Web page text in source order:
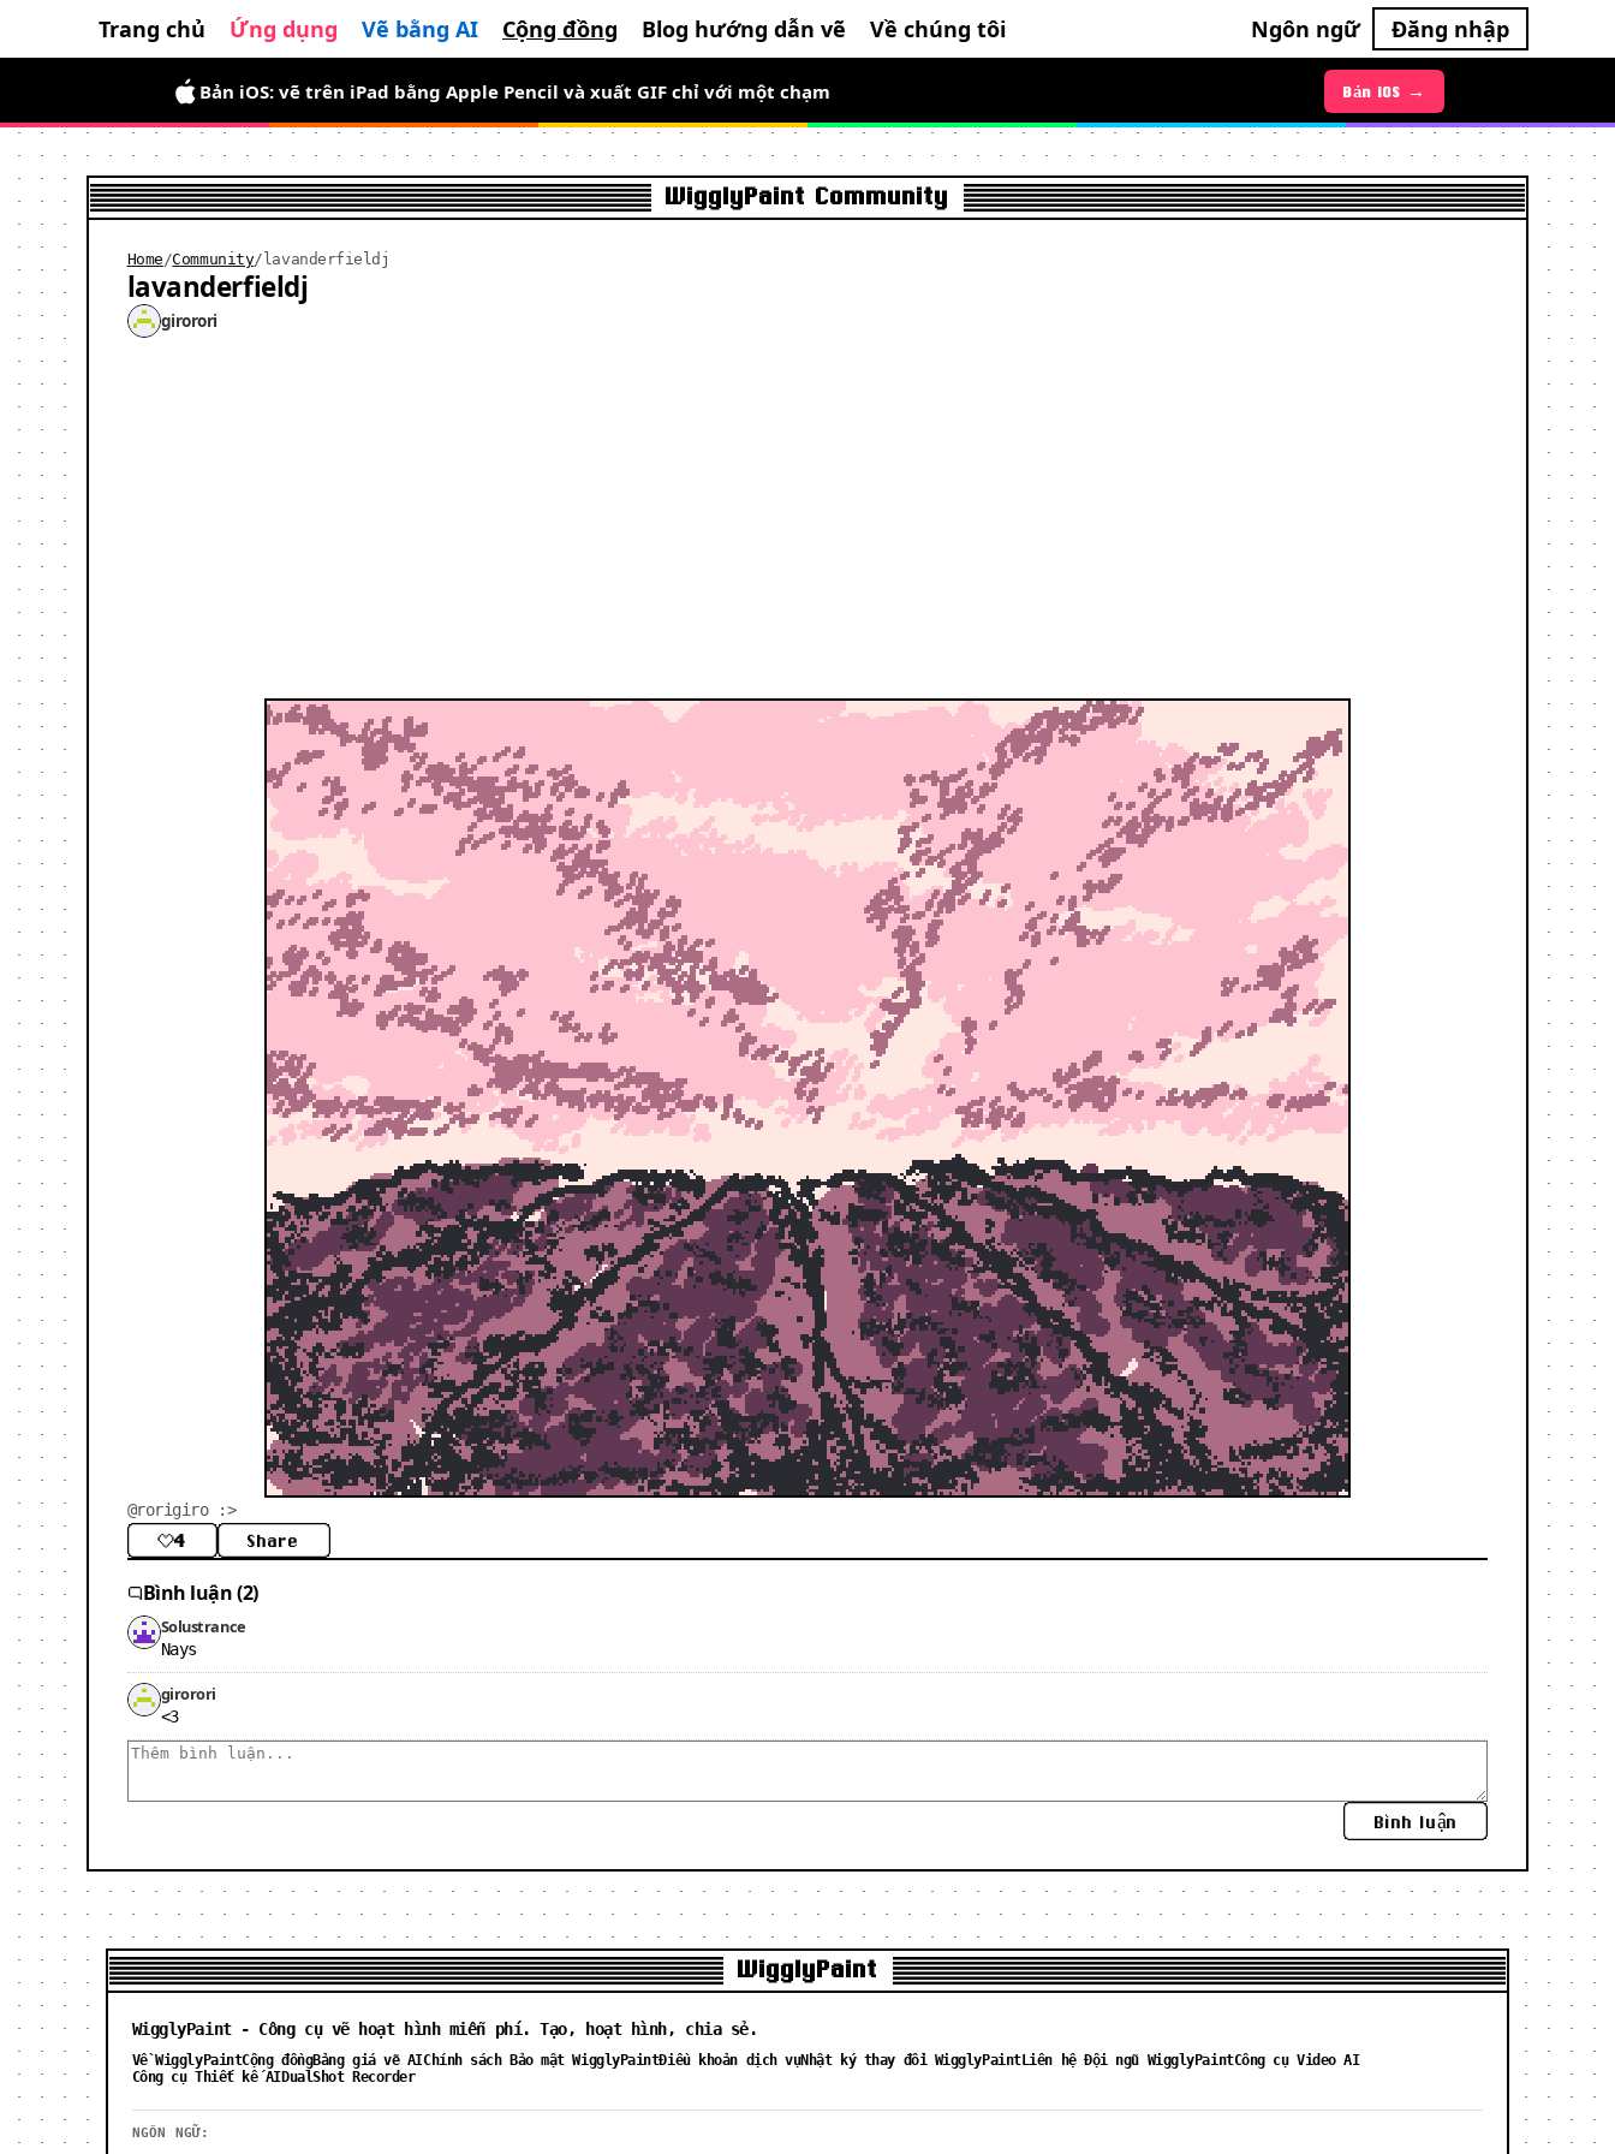
Trang chủ Ứng dụng Vẽ bằng AI Cộng đồng Blog hướng dẫn vẽ Về chúng tôi Ngôn ngữ Đăng nhập
Bản Android →
Bản iOS: vẽ trên iPad bằng Apple Pencil và xuất GIF chỉ với một chạm Bản iOS →
WigglyPaint Community
Home /Community/ lavanderfieldj
lavanderfieldj
girorori
@rorigiro :>
4 Share
Bình luận (2)
Solustrance
Nays
girorori
<3
Bình luận
WigglyPaint
WigglyPaint - Công cụ vẽ hoạt hình miễn phí. Tạo, hoạt hình, chia sẻ.
Về WigglyPaintCộng đồngBảng giá vẽ AIChính sách Bảo mật WigglyPaintĐiều khoản dịch vụNhật ký thay đổi WigglyPaintLiên hệ Đội ngũ WigglyPaintCông cụ Video AI
Công cụ Thiết kế AIDualShot Recorder
NGÔN NGỮ: